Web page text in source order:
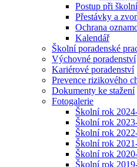
Postup při
Přestávky a
Ochrana
Kalendář
Školní poradenské
Výchovné poradenství
Kariérové poradenství
Prevence rizikového
Dokumenty ke stažení
Fotogalerie
Školní rok
Školní rok
Školní rok
Školní rok
Školní rok
Školní rok